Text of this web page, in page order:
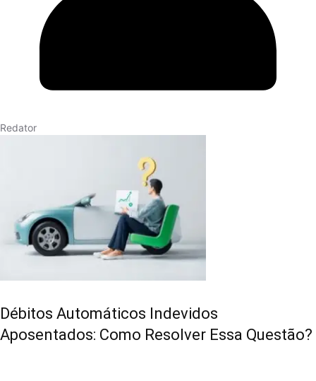
Redator
Débitos Automáticos Indevidos
Aposentados: Como Resolver Essa Questão?